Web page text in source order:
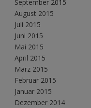
September 2015
August 2015
Juli 2015
Juni 2015
Mai 2015
April 2015
März 2015
Februar 2015
Januar 2015
Dezember 2014